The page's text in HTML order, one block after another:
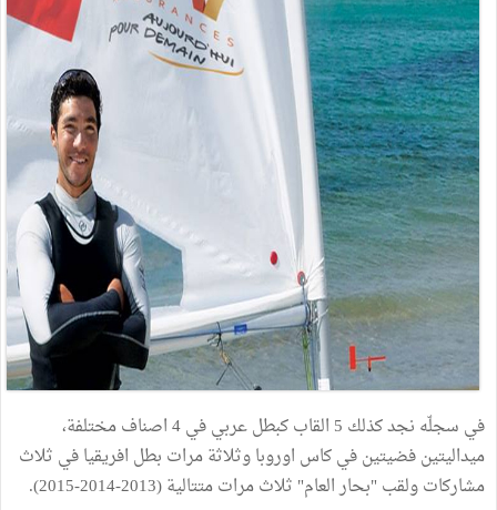
في سجلّه نجد كذلك 5 القاب كبطل عربي في 4 اصناف مختلفة،
ميداليتين فضيتين في كاس اوروبا وثلاثة مرات بطل افريقيا في ثلاث
مشاركات ولقب "بحار العام" ثلاث مرات متتالية (2013-2014-2015).